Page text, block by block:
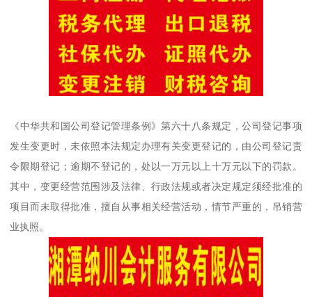
《中华共和国公司登记管理条例》第六十八条规定，公司登记事项
发生变更时，未依照本法规定办理有关变更登记的，由公司登记责
令限期登记；逾期不登记的，处以一万元以上十万元以下的罚款。
其中，变更经营范围涉及法律、行政法规或者决定规定须经批准的
项目而未取得批准，擅自从事相关经营活动，情节严重的，吊销营
业执照。